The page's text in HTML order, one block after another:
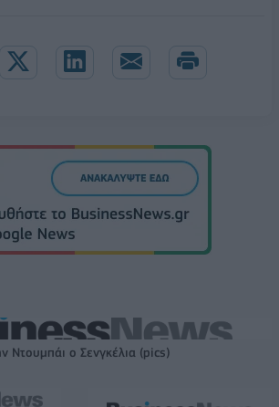
Ντουμπάι ο Σενγκέλια (pics)